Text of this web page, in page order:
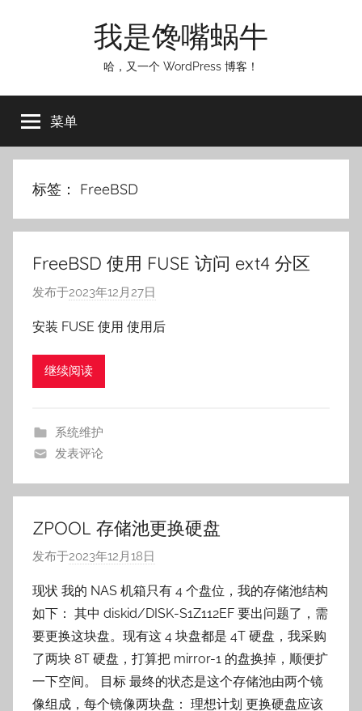
我是馋嘴蜗牛
哈，又一个 WordPress 博客！
菜单
标签： FreeBSD
FreeBSD 使用 FUSE 访问 ext4 分区
发布于2023年12月27日
:
e
安装 FUSE 使用 使用后
继续阅读
系统维护
发表评论
ZPOOL 存储池更换硬盘
发布于2023年12月18日
:
o
s
n
a
i
现状 我的 NAS 机箱只有 4 个盘位，我的存储池结构
如下： 其中 diskid/DISK-S1Z112EF 要出问题了，需
要更换这块盘。现有这 4 块盘都是 4T 硬盘，我采购
了两块 8T 硬盘，打算把 mirror-1 的盘换掉，顺便扩
一下空间。 目标 最终的状态是这个存储池由两个镜
像组成，每个镜像两块盘： 理想计划 更换硬盘应该